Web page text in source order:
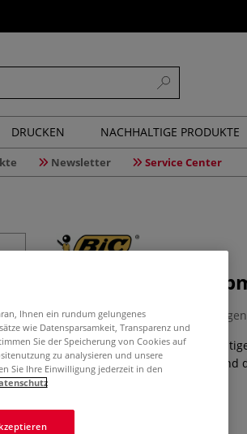
DRUCKEN NACHHALTIGE PRODUKTE
Newsletter Service Center
BIC® Intensity
0 Bewertungen
Marker mit Rundspitze für
Farbauftrag, geeignet für helle und
Ihnen ein rundum gelungenes
wie Datensparsamkeit, Transparenz und
Sie der Speicherung von Cookies auf
zu analysieren und unsere
Sie Ihre Einwilligung jederzeit in den